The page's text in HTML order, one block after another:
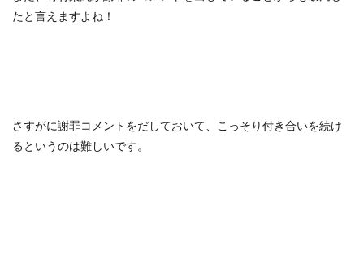
たと言えますよね！
さすがに謝罪コメントをだしておいて、こっそり付き合いを続け
るというのは難しいです。